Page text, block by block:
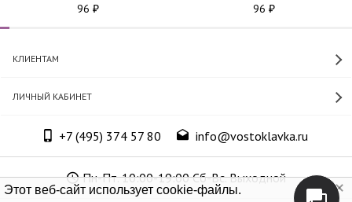
Этот веб-сайт использует cookie-файлы.
96 ₽ 96 ₽
КЛИЕНТАМ
ЛИЧНЫЙ КАБИНЕТ
+7 (495) 374 57 80 info@vostoklavka.ru
Пн-Пт. 10:00-19:00 Сб-Вс. Выходной